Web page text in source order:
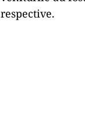
respective.